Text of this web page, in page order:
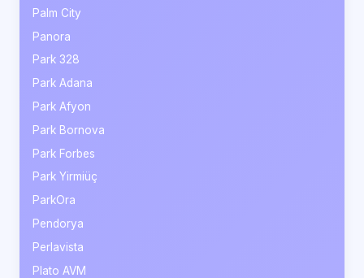
Palm City
Panora
Park 328
Park Adana
Park Afyon
Park Bornova
Park Forbes
Park Yirmiüç
ParkOra
Pendorya
Perlavista
Plato AVM